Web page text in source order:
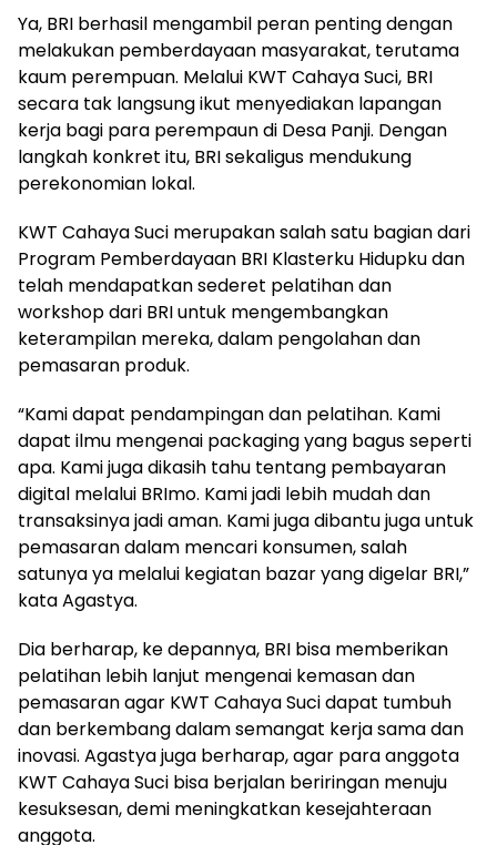
Ya, BRI berhasil mengambil peran penting dengan
melakukan pemberdayaan masyarakat, terutama
kaum perempuan. Melalui KWT Cahaya Suci, BRI
secara tak langsung ikut menyediakan lapangan
kerja bagi para perempaun di Desa Panji. Dengan
langkah konkret itu, BRI sekaligus mendukung
perekonomian lokal.
KWT Cahaya Suci merupakan salah satu bagian dari
Program Pemberdayaan BRI Klasterku Hidupku dan
telah mendapatkan sederet pelatihan dan
workshop dari BRI untuk mengembangkan
keterampilan mereka, dalam pengolahan dan
pemasaran produk.
“Kami dapat pendampingan dan pelatihan. Kami
dapat ilmu mengenai packaging yang bagus seperti
apa. Kami juga dikasih tahu tentang pembayaran
digital melalui BRImo. Kami jadi lebih mudah dan
transaksinya jadi aman. Kami juga dibantu juga untuk
pemasaran dalam mencari konsumen, salah
satunya ya melalui kegiatan bazar yang digelar BRI,”
kata Agastya.
Dia berharap, ke depannya, BRI bisa memberikan
pelatihan lebih lanjut mengenai kemasan dan
pemasaran agar KWT Cahaya Suci dapat tumbuh
dan berkembang dalam semangat kerja sama dan
inovasi. Agastya juga berharap, agar para anggota
KWT Cahaya Suci bisa berjalan beriringan menuju
kesuksesan, demi meningkatkan kesejahteraan
anggota.